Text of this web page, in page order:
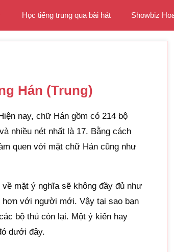
Học tiếng trung qua bài hát Showbiz
Hán (Trung)
nay, chữ Hán gồm có 214 bộ
nhiều nét nhất là 17. Bằng cách
quen với mặt chữ Hán cũng như
mặt ý nghĩa sẽ không đầy đủ như
với người mới. Vậy tại sao bạn
bộ thủ còn lại. Một ý kiến hay
dưới đây.